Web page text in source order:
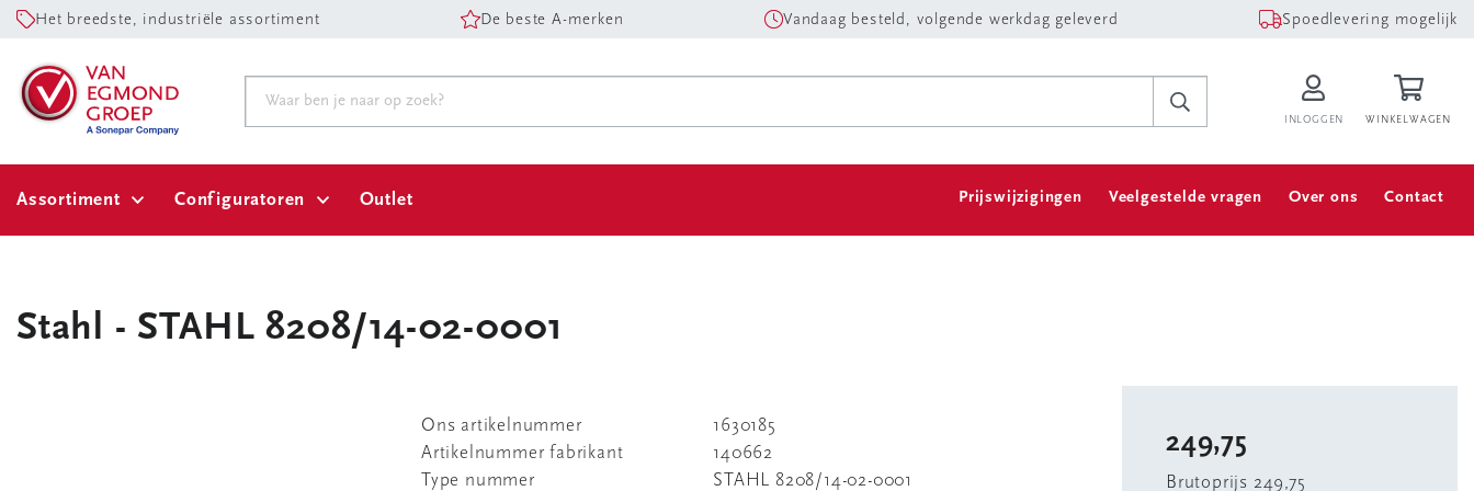
Het breedste, industriële assortiment De beste A-merken Vandaag besteld, volgende werkdag geleverd Spoedlevering mogelijk
INLOGGEN WINKELWAGEN
Assortiment Configuratoren Outlet Prijswijzigingen Veelgestelde vragen Over ons Contact
Stahl - STAHL 8208/14-02-0001
Ons artikelnummer
1630185
Artikelnummer fabrikant
140662
Type nummer
STAHL 8208/14-02-0001
249,75
Brutoprijs 249,75